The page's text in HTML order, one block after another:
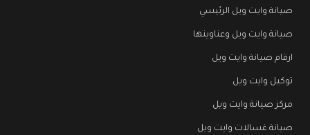
صيانة وايت ويل الرئيسي
صيانة وايت ويل وعناوينها
ارقام صيانة وايت ويل
توكيل وايت ويل
مركز صيانة وايت ويل
صيانة غسالات وايت ويل